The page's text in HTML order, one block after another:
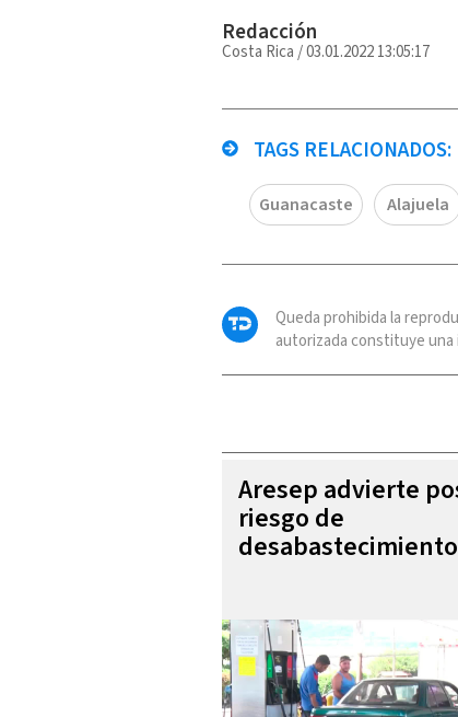
Redacción
Costa Rica /03.01.2022 13:05:17
TAGS RELACIONADOS:
Guanacaste Alajuela
Queda prohibida la
autorizada constituye una
Aresep advierte
riesgo de
desabastecimiento